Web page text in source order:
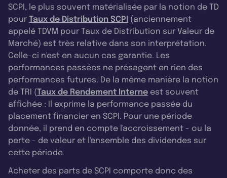
SCPI, le plus souvent matérialisée par la notion de TD
pour Taux de Distribution SCPI (anciennement
appelé TDVM pour Taux de Distribution sur Valeur de
Marché) est très relative dans son interprétation.
Celle-ci n'est en aucun cas garantie. Les
performances passées ne présagent en rien des
performances futures. De la même manière la notion
de TRI (Taux de Rendement Interne est souvent
affichée : Il exprime la performance passée du
placement financier en SCPI. Pour une période
donnée, il prend en compte l'accroissement - ou la
perte - de valeur et l'ensemble des dividendes sur
cette période.
Acheter des parts de SCPI comporte donc des